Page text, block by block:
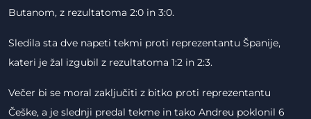
Butanom, z rezultatoma 2:0 in 3:0.
Sledila sta dve napeti tekmi proti reprezentantu Španije,
kateri je žal izgubil z rezultatoma 1:2 in 2:3.
Večer bi se moral zaključiti z bitko proti reprezentantu
Češke, a je slednji predal tekme in tako Andreu poklonil 6